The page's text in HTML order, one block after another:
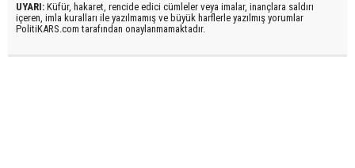
UYARI: Küfür, hakaret, rencide edici cümleler veya imalar, inançlara saldırı
içeren, imla kuralları ile yazılmamış ve büyük harflerle yazılmış yorumlar
PolitiKARS.com tarafından onaylanmamaktadır.